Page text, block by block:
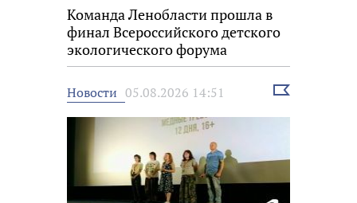
Команда Ленобласти прошла в
финал Всероссийского детского
экологического форума
Новости 05.08.2026 14:51
Выбрать